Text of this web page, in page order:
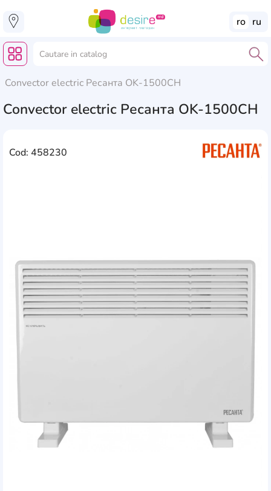
ro ru
Convector electric Ресанта OK-1500CH
Convector electric Ресанта OK-1500CH
Cod: 458230